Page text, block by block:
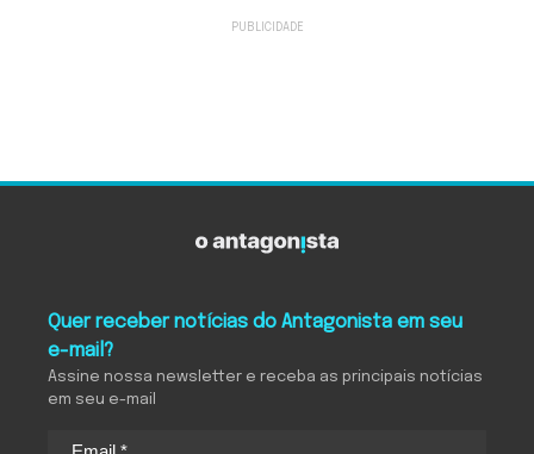
Quer receber notícias do Antagonista em seu
e-mail?
Assine nossa newsletter e receba as principais notícias
em seu e-mail